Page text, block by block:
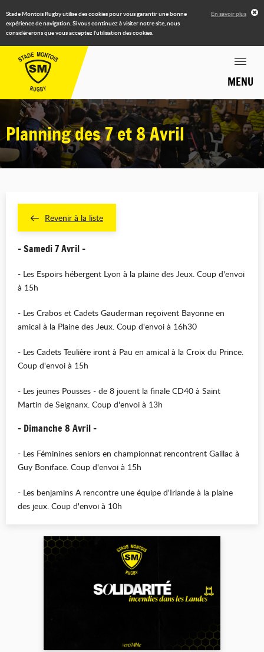
Stade Montois Rugby utilise des cookies pour vous garantir une bonne
expérience de navigation. Si vous continuez à visiter notre site, nous
considérerons que vous acceptez l'utilisation des cookies.
En savoir plus
MENU
Planning des 7 et 8 Avril
Revenir à la liste
- Samedi 7 Avril -
- Les Espoirs hébergent Lyon à la plaine des Jeux. Coup d'envoi
à 15h
- Les Crabos et Cadets Gauderman reçoivent Bayonne en
amical à la Plaine des Jeux. Coup d'envoi à 16h30
- Les Cadets Teulière iront à Pau en amical à la Croix du Prince.
Coup d'envoi à 15h
- Les jeunes Pousses - de 8 jouent la finale CD40 à Saint
Martin de Seignanx. Coup d'envoi à 13h
- Dimanche 8 Avril -
- Les Féminines seniors en championnat rencontrent Gaillac à
Guy Boniface. Coup d'envoi à 15h
- Les benjamins A rencontre une équipe d'Irlande à la plaine
des jeux. Coup d'envoi à 10h